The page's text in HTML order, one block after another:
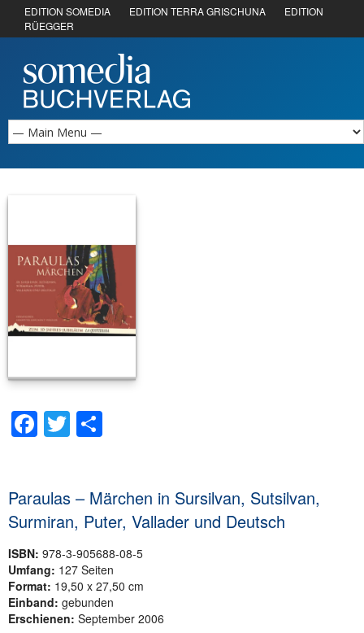
EDITION SOMEDIA EDITION TERRA GRISCHUNA
EDITION
RÜEGGER
Facebook
Twitter
Paraulas – Märchen in Sursilvan, Sutsilvan,
Surmiran, Puter, Vallader und Deutsch
ISBN: 978-3-905688-08-5
Umfang: 127 Seiten
Format: 19,50 x 27,50 cm
Einband: gebunden
Erschienen: September 2006